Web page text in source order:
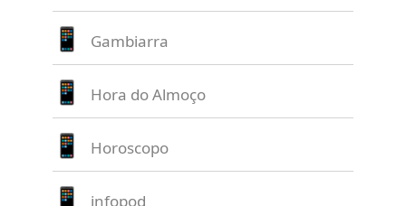
Gambiarra
Hora do Almoço
Horoscopo
infopod